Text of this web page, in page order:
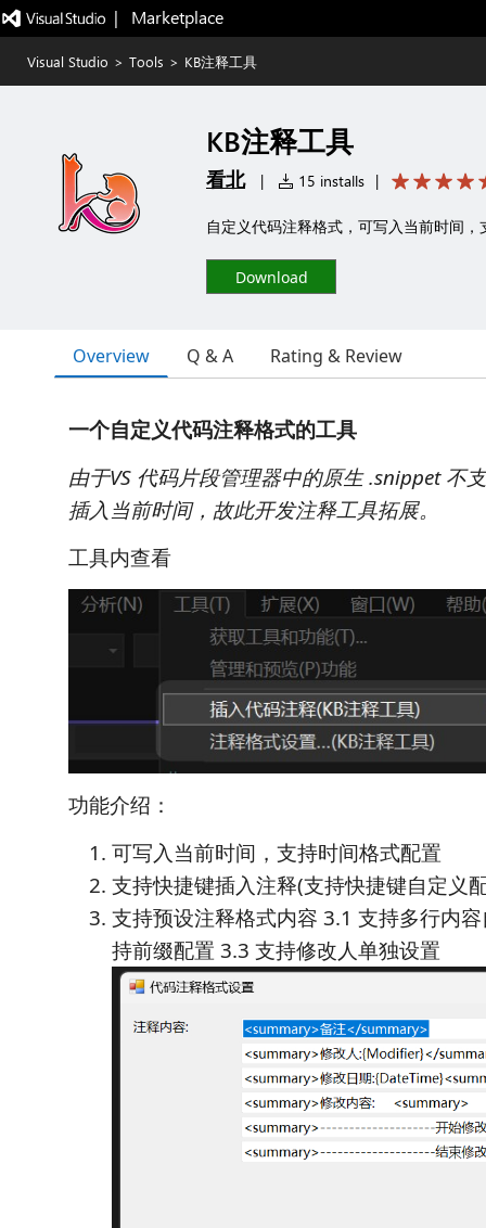
|   Marketplace
Visual Studio > Tools > KB注释工具
KB注释工具
看北 | 15 installs |
自定义代码注释格式，可写入当前时间
Download
Overview Q & A Rating & Review
一个自定义代码注释格式的工具
由于VS 代码片段管理器中的原生 .snippet 不
插入当前时间，故此开发注释工具拓展。
工具内查看
功能介绍：
可写入当前时间，支持时间格式配置
支持快捷键插入注释(支持快捷键自定义
支持预设注释格式内容 3.1 支持多行内
持前缀配置 3.3 支持修改人单独设置